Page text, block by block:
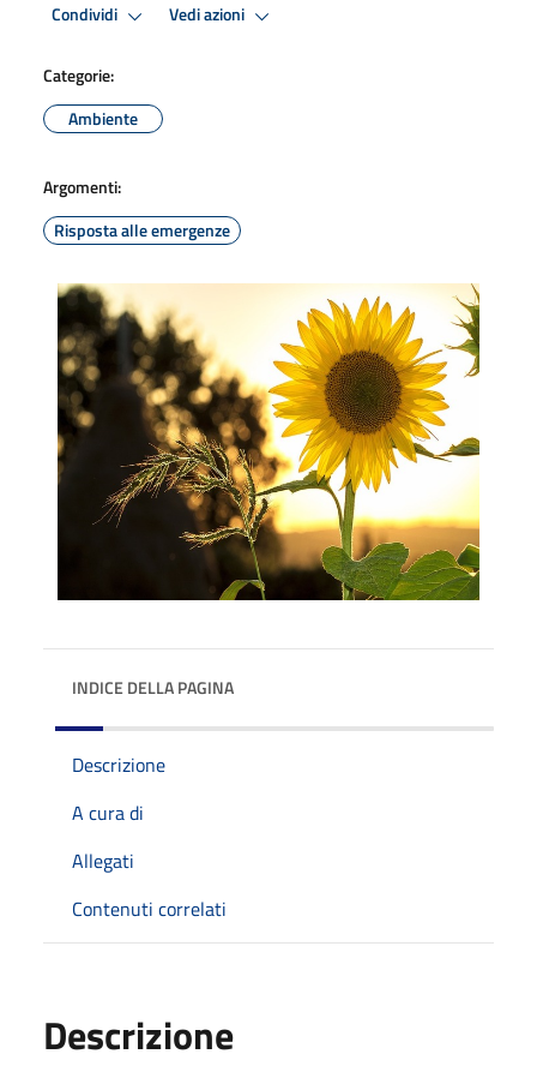
Condividi Vedi azioni
Categorie:
Ambiente
Argomenti:
Risposta alle emergenze
INDICE DELLA PAGINA
Descrizione
A cura di
Allegati
Contenuti correlati
Descrizione